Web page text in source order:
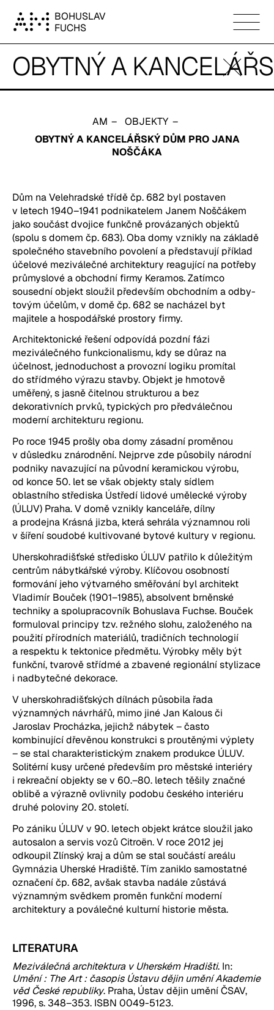
BOHUSLAV
FUCHS
OBYTNÝ A
8
fullscreen
AM
OBJEKTY
OBYTNÝ A KANCELÁŘSKÝ DŮM PRO JANA
NOŠČÁKA
Dům na Velehradské třídě čp. 682 byl postaven
v letech 1940–1941 podnikatelem Janem Noščákem
jako součást dvojice funkčně provázaných objektů
(spolu s domem čp. 683). Oba domy vznikly na základě
společného stavebního povolení a představují příklad
účelové meziválečné architektury reagující na potřeby
průmyslové a obchodní firmy Keramos. Zatímco
sousední objekt sloužil především obchodním a odby­
tovým účelům, v domě čp. 682 se nacházel byt
majitele a hospodářské prostory firmy.
Architektonické řešení odpovídá pozdní fázi
meziválečného funkcionalismu, kdy se důraz na
účelnost, jednoduchost a provozní logiku promítal
do střídmého výrazu stavby. Objekt je hmotově
uměřený, s jasně čitelnou strukturou a bez
dekorativních prvků, typických pro předválečnou
moderní architekturu regionu.
Po roce 1945 prošly oba domy zásadní proměnou
v důsledku znárodnění. Nejprve zde působily národní
podniky navazující na původní keramickou výrobu,
od konce 50. let se však objekty staly sídlem
oblastního střediska Ústředí lidové umělecké výroby
(ÚLUV) Praha. V domě vznikly kanceláře, dílny
a prodejna Krásná jizba, která sehrála významnou roli
v šíření soudobé kultivované bytové kultury v regionu.
Uherskohradišťské středisko ÚLUV patřilo k důležitým
centrům nábytkářské výroby. Klíčovou osobností
formování jeho výtvarného směřování byl architekt
Vladimír Bouček (1901–1985), absolvent brněnské
techniky a spolupracovník Bohuslava Fuchse. Bouček
formuloval principy tzv. režného slohu, založeného na
použití přírodních materiálů, tradičních technologií
a respektu k tektonice předmětu. Výrobky měly být
funkční, tvarově střídmé a zbavené regionální stylizace
i nadbytečné dekorace.
V uherskohradišťských dílnách působila řada
významných návrhářů, mimo jiné Jan Kalous či
Jaroslav Procházka, jejichž nábytek – často
kombinující dřevěnou konstrukci s proutěnými výplety
– se stal charakteristickým znakem produkce ÚLUV.
Solitérní kusy určené především pro městské interiéry
i rekreační objekty se v 60.–80. letech těšily značné
oblibě a výrazně ovlivnily podobu českého interiéru
druhé poloviny 20. století.
Po zániku ÚLUV v 90. letech objekt krátce sloužil jako
autosalon a servis vozů Citroën. V roce 2012 jej
odkoupil Zlínský kraj a dům se stal součástí areálu
Gymnázia Uherské Hradiště. Tím zaniklo samostatné
označení čp. 682, avšak stavba nadále zůstává
významným svědkem proměn funkční moderní
architektury a poválečné kulturní historie města.
LITERATURA
Meziválečná architektura v Uherském Hradišti. In:
Umění : The Art : časopis Ústavu dějin umění Akademie
věd České republiky. Praha, Ústav dějin umění ČSAV,
1996, s. 348–353. ISBN 0049-5123.